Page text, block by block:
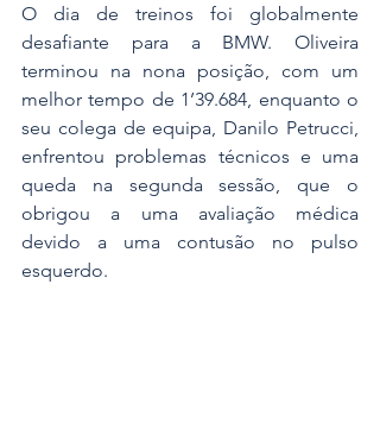
O dia de treinos foi globalmente
desafiante para a BMW. Oliveira
terminou na nona posição, com um
melhor tempo de 1’39.684, enquanto o
seu colega de equipa, Danilo Petrucci,
enfrentou problemas técnicos e uma
queda na segunda sessão, que o
obrigou a uma avaliação médica
devido a uma contusão no pulso
esquerdo.